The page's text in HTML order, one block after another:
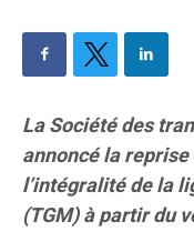
La Société des
annoncé la
l’intégralité de la
(TGM) à partir du